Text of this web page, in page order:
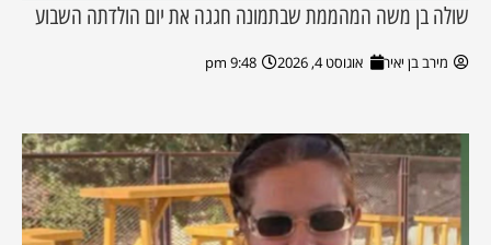
שולה בן משה המהממת שבתמונה חגגה את יום הולדתה השבוע
מירב בן יאיר אוגוסט 4, 2026 9:48 pm